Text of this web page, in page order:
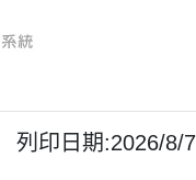
列印日期:2026/8/7